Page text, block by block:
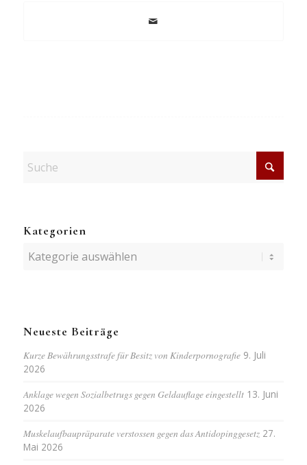
Kategorien
Kategorien
Neueste Beiträge
Kurze Bewährungsstrafe für Besitz von Kinderpornografie 9. Juli
2026
Anklage wegen Sozialbetrugs gegen Geldauflage eingestellt 13. Juni
2026
Muskelaufbaupräparate verstossen gegen das Antidopinggesetz 27.
Mai 2026